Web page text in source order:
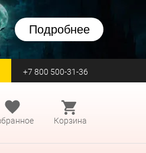
Подробнее
+7 800 500-31-36
Корзина